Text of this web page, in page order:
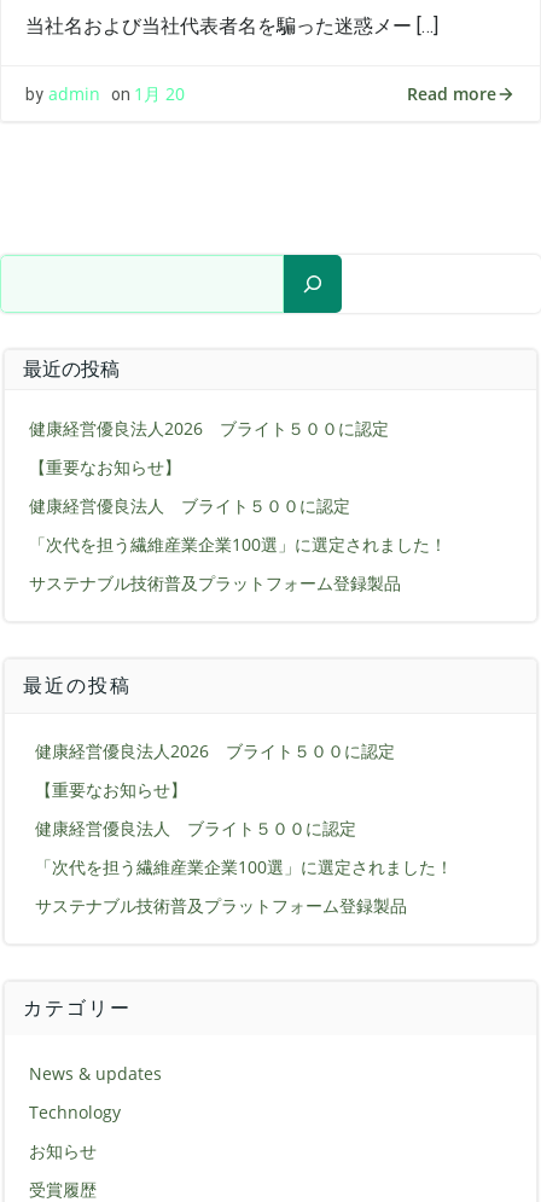
当社名および当社代表者名を騙った迷惑メー […]
by admin on 1月 20 Read more
最近の投稿
健康経営優良法人2026 ブライト５００に認定
【重要なお知らせ】
健康経営優良法人 ブライト５００に認定
「次代を担う繊維産業企業100選」に選定されました！
サステナブル技術普及プラットフォーム登録製品
最近の投稿
健康経営優良法人2026 ブライト５００に認定
【重要なお知らせ】
健康経営優良法人 ブライト５００に認定
「次代を担う繊維産業企業100選」に選定されました！
サステナブル技術普及プラットフォーム登録製品
カテゴリー
News & updates
Technology
お知らせ
受賞履歴